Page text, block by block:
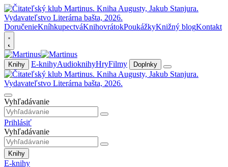
DoručenieKníhkupectváKnihovrátokPoukážkyKnižný blogKontakt
Knihy E-knihyAudioknihyHryFilmy Doplnky
Vyhľadávanie
Prihlásiť
Vyhľadávanie
Knihy
E-knihy